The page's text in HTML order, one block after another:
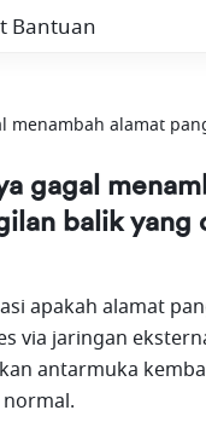
Bantuan
menambah alamat
gagal
balik yang
apakah alamat
via jaringan
antarmuka